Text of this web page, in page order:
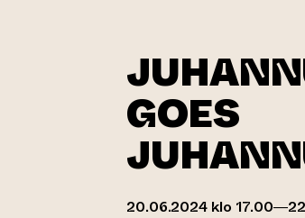
GOES
20.06.2024 klo